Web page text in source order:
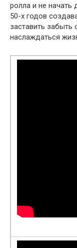
ролла и не начать
50-х годов
заставить забыть
наслаждаться